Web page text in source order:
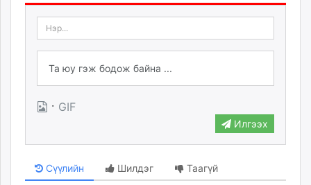
· GIF
Илгээх
Сүүлийн Шилдэг Таагүй